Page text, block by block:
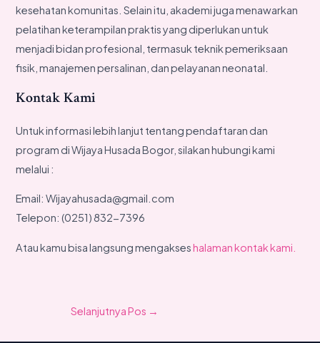
kesehatan komunitas. Selain itu, akademi juga menawarkan
pelatihan keterampilan praktis yang diperlukan untuk
menjadi bidan profesional, termasuk teknik pemeriksaan
fisik, manajemen persalinan, dan pelayanan neonatal.
Kontak Kami
Untuk informasi lebih lanjut tentang pendaftaran dan
program di Wijaya Husada Bogor, silakan hubungi kami
melalui :
Email:Wijayahusada@gmail.com
Telepon: (0251) 832-7396
Atau kamu bisa langsung mengakseshalaman kontak kami.
Selanjutnya Pos →